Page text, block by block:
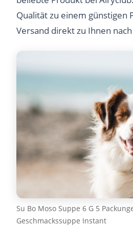
Qualität zu einem günstigen
Versand direkt zu Ihnen
Su Bo Moso Suppe 6 G 5
Geschmackssuppe Instant